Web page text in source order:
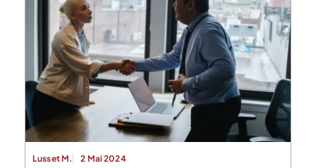
Lusset M. 2 Mai 2024